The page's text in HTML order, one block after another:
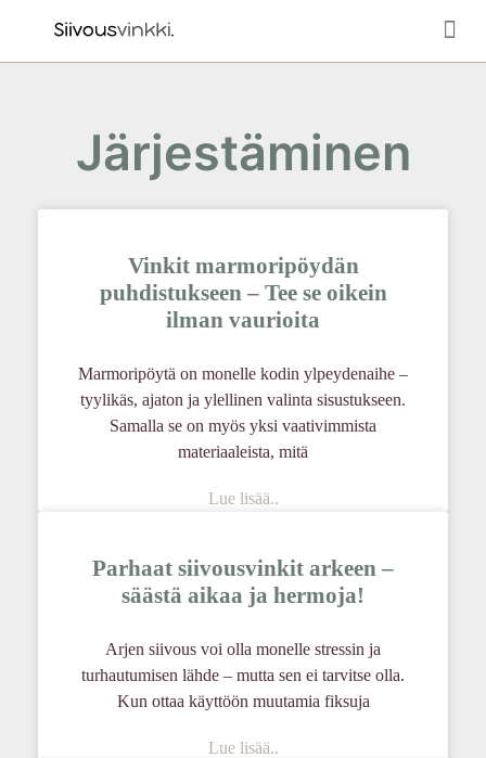
Järjestäminen
Vinkit marmoripöydän
puhdistukseen – Tee se oikein
ilman vaurioita
Marmoripöytä on monelle kodin ylpeydenaihe –
tyylikäs, ajaton ja ylellinen valinta sisustukseen.
Samalla se on myös yksi vaativimmista
materiaaleista, mitä
Lue lisää..
Parhaat siivousvinkit arkeen –
säästä aikaa ja hermoja!
Arjen siivous voi olla monelle stressin ja
turhautumisen lähde – mutta sen ei tarvitse olla.
Kun ottaa käyttöön muutamia fiksuja
Lue lisää..